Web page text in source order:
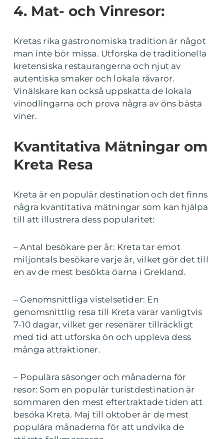
4. Mat- och Vinresor:
Kretas rika gastronomiska tradition är något
man inte bör missa. Utforska de traditionella
kretensiska restaurangerna och njut av
autentiska smaker och lokala råvaror.
Vinälskare kan också uppskatta de lokala
vinodlingarna och prova några av öns bästa
viner.
Kvantitativa Mätningar om
Kreta Resa
Kreta är en populär destination och det finns
några kvantitativa mätningar som kan hjälpa
till att illustrera dess popularitet:
– Antal besökare per år: Kreta tar emot
miljontals besökare varje år, vilket gör det till
en av de mest besökta öarna i Grekland.
– Genomsnittliga vistelsetider: En
genomsnittlig resa till Kreta varar vanligtvis
7-10 dagar, vilket ger resenärer tillräckligt
med tid att utforska ön och uppleva dess
många attraktioner.
– Populära säsonger och månaderna för
resor: Som en populär turistdestination är
sommaren den mest eftertraktade tiden att
besöka Kreta. Maj till oktober är de mest
populära månaderna för att undvika de